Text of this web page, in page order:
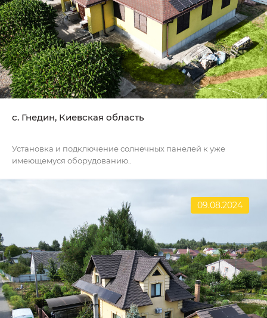
c. Гнедин, Киевская область
Установка и подключение солнечных панелей к уже
имеющемуся оборудованию..
09.08.2024